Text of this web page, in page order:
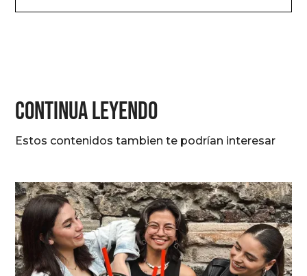
CONTINUA LEYENDO
Estos contenidos tambien te podrían interesar